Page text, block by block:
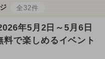
全32件
年5月2日～5月6日
料で楽しめるイベント